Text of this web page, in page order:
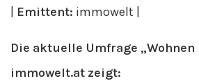
Emittent: immowelt |
Die aktuelle Umfrage „Wohnen
immowelt.at zeigt: